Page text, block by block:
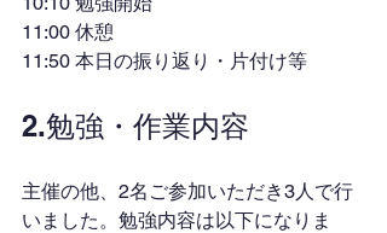
11:00 休憩
11:50 本日の振り返り・片付け等
2.勉強・作業内容
主催の他、2名ご参加いただき3人で行
いました。勉強内容は以下になりま